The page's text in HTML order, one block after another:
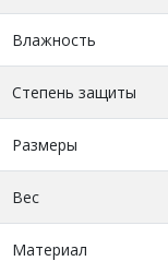
Влажность
Степень защиты
Размеры
Вес
Материал